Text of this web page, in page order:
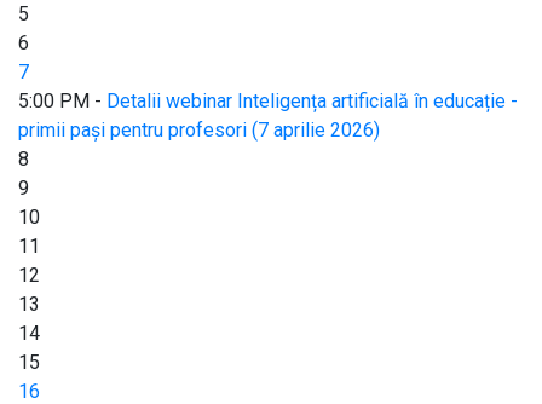
5
6
7
5:00 PM - Detalii webinar Inteligența artificială în educație -
primii pași pentru profesori (7 aprilie 2026)
8
9
10
11
12
13
14
15
16